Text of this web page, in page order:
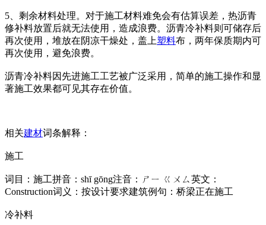
5、剩余材料处理。对于施工材料难免会有估算误差，热沥青
修补料放置后就无法使用，造成浪费。沥青冷补料则可储存后
再次使用，堆放在阴凉干燥处，盖上塑料布，两年保质期内可
再次使用，避免浪费。
沥青冷补料因先进施工工艺被广泛采用，简单的施工操作和显
著施工效果都可见其存在价值。
相关建材词条解释：
施工
词目：施工拼音：shī gōng注音：ㄕㄧ ㄍㄨㄙ英文：
Construction词义：按设计要求建筑例句：桥梁正在施工
冷补料